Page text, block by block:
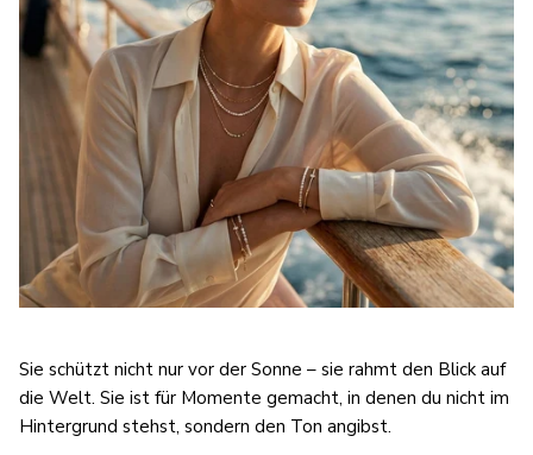
Sie schützt nicht nur vor der Sonne – sie rahmt den Blick auf
die Welt. Sie ist für Momente gemacht, in denen du nicht im
Hintergrund stehst, sondern den Ton angibst.